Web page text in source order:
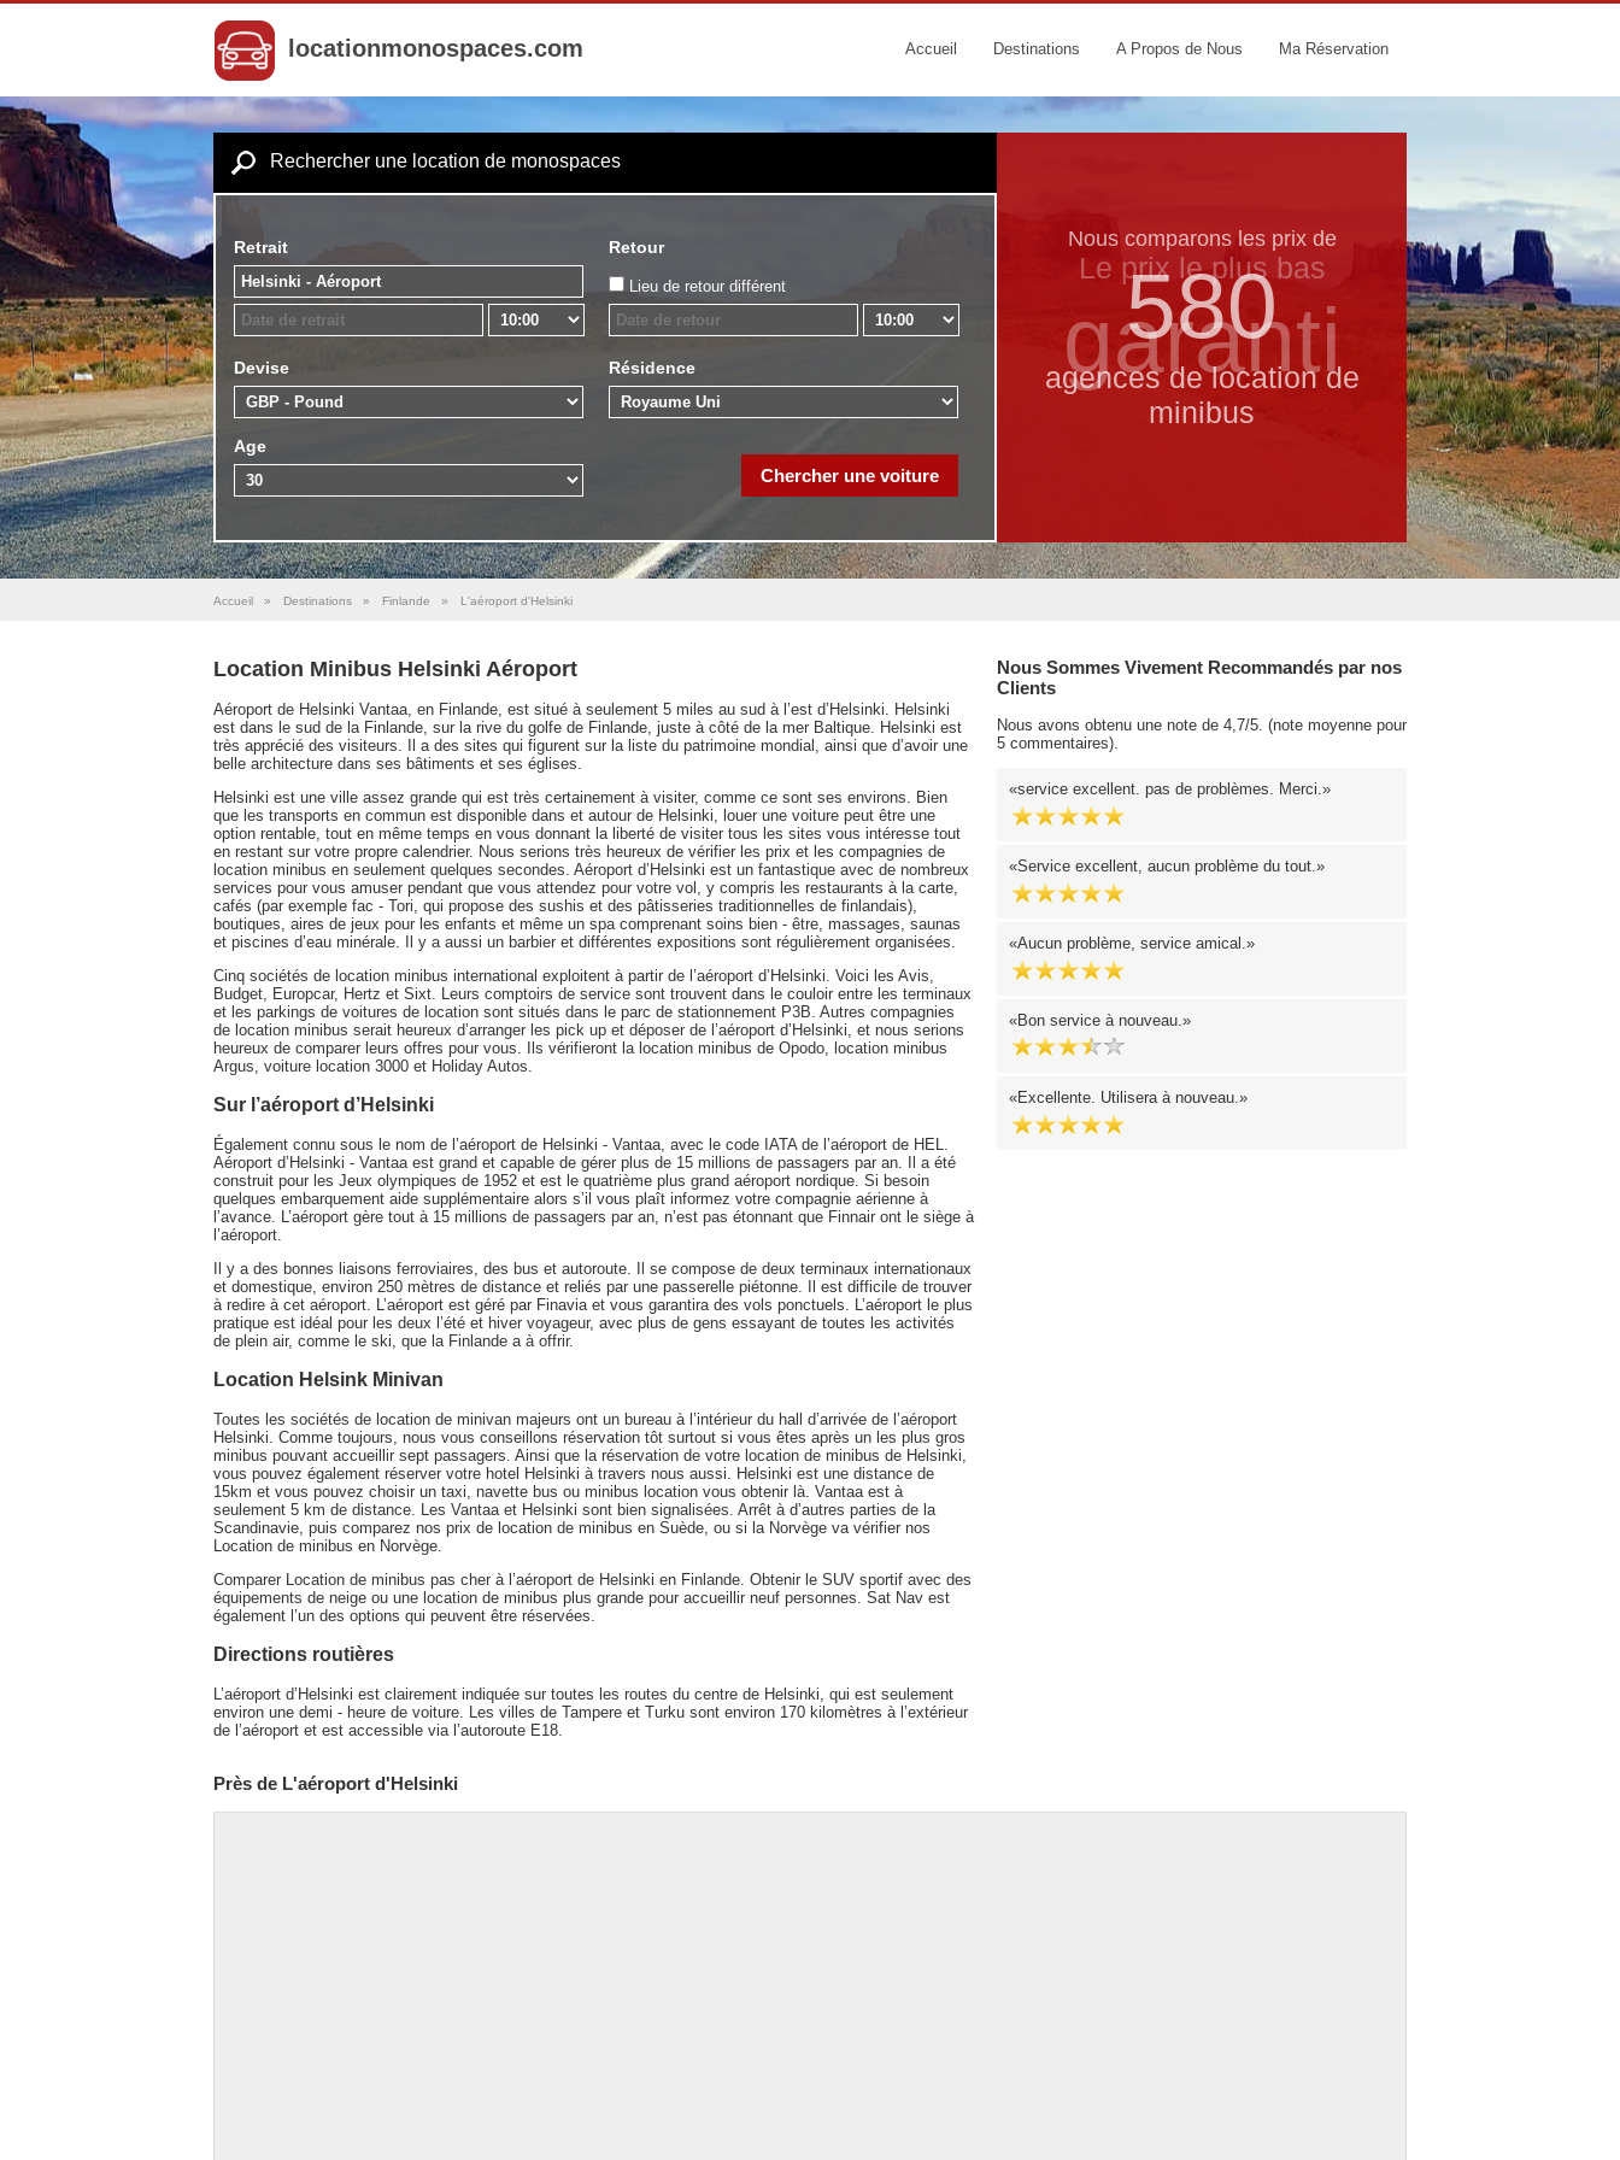
locationmonospaces.com Accueil Destinations A Propos de Nous Ma Réservation
Rechercher une location de monospaces
Retrait Retour
Lieu de retour différent
Devise Résidence
Age
Nous comparons les prix de
580
agences de location de
minibus
Le prix le​ plus bas
garanti
Accueil » Destinations » Finlande » L'aéroport d'Helsinki
Location Minibus Helsinki Aéroport
Aéroport de Helsinki Vantaa, en Finlande, est situé à seulement 5 miles au sud à l’est d’Helsinki. Helsinki
est dans le sud de la Finlande, sur la rive du golfe de Finlande, juste à côté de la mer Baltique. Helsinki est
très apprécié des visiteurs. Il a des sites qui figurent sur la liste du patrimoine mondial, ainsi que d’avoir une
belle architecture dans ses bâtiments et ses églises.
Helsinki est une ville assez grande qui est très certainement à visiter, comme ce sont ses environs. Bien
que les transports en commun est disponible dans et autour de Helsinki, louer une voiture peut être une
option rentable, tout en même temps en vous donnant la liberté de visiter tous les sites vous intéresse tout
en restant sur votre propre calendrier. Nous serions très heureux de vérifier les prix et les compagnies de
location minibus en seulement quelques secondes. Aéroport d’Helsinki est un fantastique avec de nombreux
services pour vous amuser pendant que vous attendez pour votre vol, y compris les restaurants à la carte,
cafés (par exemple fac - Tori, qui propose des sushis et des pâtisseries traditionnelles de finlandais),
boutiques, aires de jeux pour les enfants et même un spa comprenant soins bien - être, massages, saunas
et piscines d’eau minérale. Il y a aussi un barbier et différentes expositions sont régulièrement organisées.
Cinq sociétés de location minibus international exploitent à partir de l’aéroport d’Helsinki. Voici les Avis,
Budget, Europcar, Hertz et Sixt. Leurs comptoirs de service sont trouvent dans le couloir entre les terminaux
et les parkings de voitures de location sont situés dans le parc de stationnement P3B. Autres compagnies
de location minibus serait heureux d’arranger les pick up et déposer de l’aéroport d’Helsinki, et nous serions
heureux de comparer leurs offres pour vous. Ils vérifieront la location minibus de Opodo, location minibus
Argus, voiture location 3000 et Holiday Autos.
Sur l’aéroport d’Helsinki
Également connu sous le nom de l’aéroport de Helsinki - Vantaa, avec le code IATA de l’aéroport de HEL.
Aéroport d’Helsinki - Vantaa est grand et capable de gérer plus de 15 millions de passagers par an. Il a été
construit pour les Jeux olympiques de 1952 et est le quatrième plus grand aéroport nordique. Si besoin
quelques embarquement aide supplémentaire alors s’il vous plaît informez votre compagnie aérienne à
l’avance. L’aéroport gère tout à 15 millions de passagers par an, n’est pas étonnant que Finnair ont le siège à
l’aéroport.
Il y a des bonnes liaisons ferroviaires, des bus et autoroute. Il se compose de deux terminaux internationaux
et domestique, environ 250 mètres de distance et reliés par une passerelle piétonne. Il est difficile de trouver
à redire à cet aéroport. L’aéroport est géré par Finavia et vous garantira des vols ponctuels. L’aéroport le plus
pratique est idéal pour les deux l’été et hiver voyageur, avec plus de gens essayant de toutes les activités
de plein air, comme le ski, que la Finlande a à offrir.
Location Helsink Minivan
Toutes les sociétés de location de minivan majeurs ont un bureau à l’intérieur du hall d’arrivée de l’aéroport
Helsinki. Comme toujours, nous vous conseillons réservation tôt surtout si vous êtes après un les plus gros
minibus pouvant accueillir sept passagers. Ainsi que la réservation de votre location de minibus de Helsinki,
vous pouvez également réserver votre hotel Helsinki à travers nous aussi. Helsinki est une distance de
15km et vous pouvez choisir un taxi, navette bus ou minibus location vous obtenir là. Vantaa est à
seulement 5 km de distance. Les Vantaa et Helsinki sont bien signalisées. Arrêt à d’autres parties de la
Scandinavie, puis comparez nos prix de location de minibus en Suède, ou si la Norvège va vérifier nos
Location de minibus en Norvège.
Comparer Location de minibus pas cher à l’aéroport de Helsinki en Finlande. Obtenir le SUV sportif avec des
équipements de neige ou une location de minibus plus grande pour accueillir neuf personnes. Sat Nav est
également l’un des options qui peuvent être réservées.
Directions routières
L’aéroport d’Helsinki est clairement indiquée sur toutes les routes du centre de Helsinki, qui est seulement
environ une demi - heure de voiture. Les villes de Tampere et Turku sont environ 170 kilomètres à l’extérieur
de l’aéroport et est accessible via l’autoroute E18.
Nous Sommes Vivement Recommandés par nos
Clients
Nous avons obtenu une note de 4,7/5. (note moyenne pour
5 commentaires).
service excellent. pas de problèmes. Merci.
Service excellent, aucun problème du tout.
Aucun problème, service amical.
Bon service à nouveau.
Excellente. Utilisera à nouveau.
Près de L'aéroport d'Helsinki